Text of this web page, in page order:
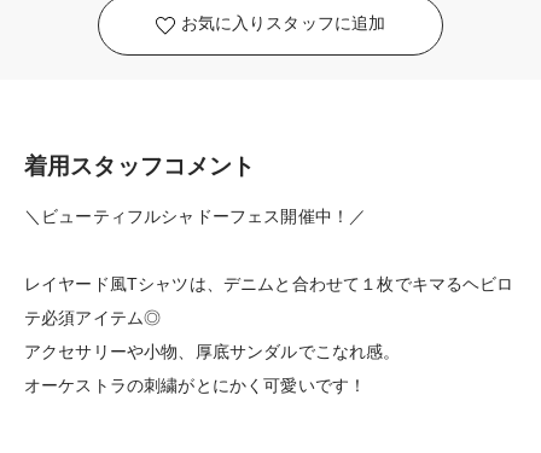
お気に入りスタッフに追加
着用スタッフコメント
＼ビューティフルシャドーフェス開催中！／
レイヤード風Tシャツは、デニムと合わせて１枚でキマるヘビロ
テ必須アイテム◎
アクセサリーや小物、厚底サンダルでこなれ感。
オーケストラの刺繍がとにかく可愛いです！